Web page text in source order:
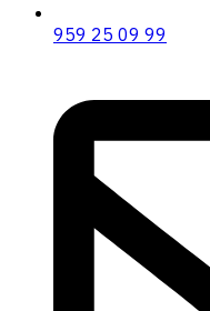
959 25 09 99